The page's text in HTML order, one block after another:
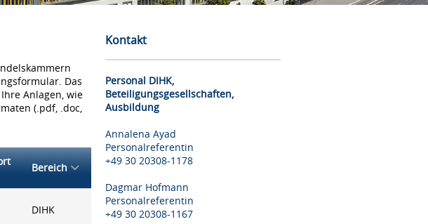
Das
Anlagen, wie
(.pdf, .doc,
Bereich
DIHK
Kontakt
Personal DIHK,
Beteiligungsgesellschaften,
Ausbildung
Annalena Ayad
Personalreferentin
+49 30 20308-1178
Dagmar Hofmann
Personalreferentin
+49 30 20308-1167